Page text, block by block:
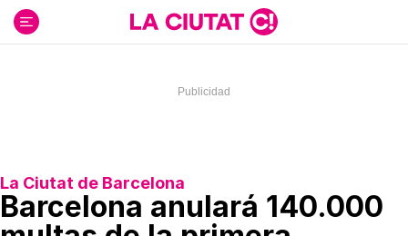
contenido
La Ciutat de Barcelona
Barcelona anulará 140.000